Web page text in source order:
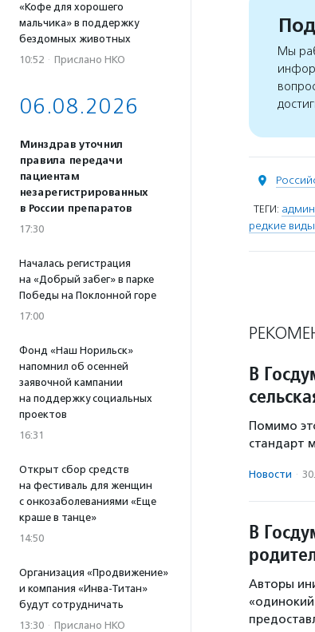
«Кофе для хорошего
мальчика» в поддержку
бездомных животных
10:52 · Прислано НКО
06.08.2026
Минздрав уточнил
правила передачи
пациентам
незарегистрированных
в России препаратов
17:30
Началась регистрация
на «Добрый забег» в парке
Победы на Поклонной горе
17:00
Фонд «Наш Норильск»
напомнил об осенней
заявочной кампании
на поддержку социальных
проектов
16:31
Открыт сбор средств
на фестиваль для женщин
с онкозаболеваниями «Еще
краше в танце»
14:50
Организация «Продвижение»
и компания «Инва-Титан»
будут сотрудничать
13:30 · Прислано НКО
Мы
ТЕГИ:
редкие
В
Помимо
стандарт
Новости ·
В
Авторы